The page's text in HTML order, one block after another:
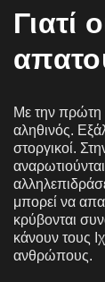
Γιατί
Με την πρώτη
αληθινός.
στοργικοί.
μπορεί να
κρύβονται
κάνουν τους
ανθρώπους.